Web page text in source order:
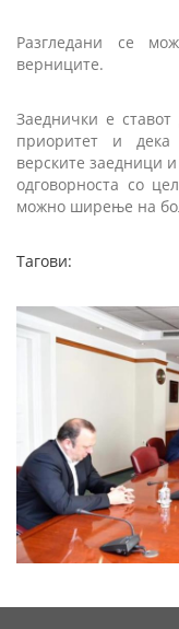
Разгледани се
верниците.
Заеднички е ставот
приоритет и
верските заедници
одговорноста со
можно ширење на
Тагови: